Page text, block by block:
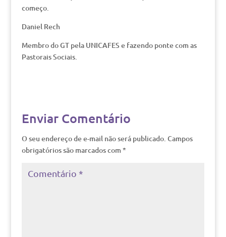
começo.
Daniel Rech
Membro do GT pela UNICAFES e fazendo ponte com as
Pastorais Sociais.
Enviar Comentário
O seu endereço de e-mail não será publicado. Campos
obrigatórios são marcados com *